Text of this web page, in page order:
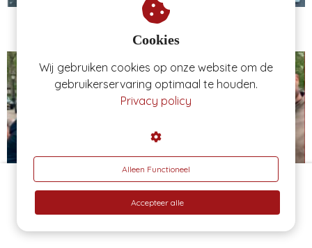
Studentenbureau: we hebben het inmiddels
Even online sparren?
Beoordeeld met 4.9 sterren
Cookies
Wij gebruiken cookies op onze website om de
gebruikerservaring optimaal te houden.
Privacy policy
Alleen Functioneel
Accepteer alle